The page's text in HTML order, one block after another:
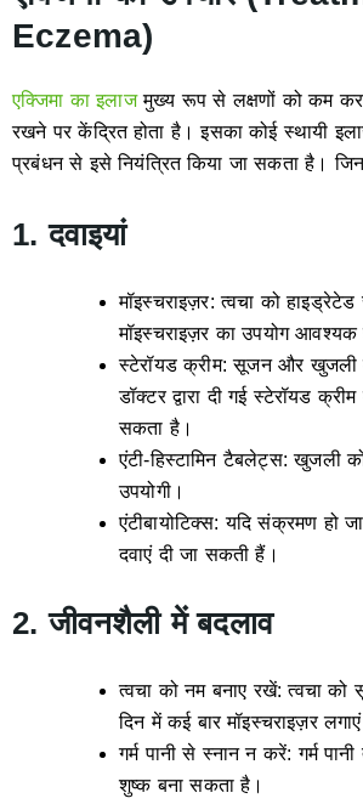
Eczema)
एक्जिमा का इलाजमुख्य रूप से लक्षणों को कम
रखने पर केंद्रित होता है। इसका कोई स्थायी
प्रबंधन से इसे नियंत्रित किया जा सकता है।
1. दवाइयां
मॉइस्चराइज़र: त्वचा को
मॉइस्चराइज़र का उपयोग आवश्यक
स्टेरॉयड क्रीम: सूजन और
डॉक्टर द्वारा दी गई स्टेरॉयड
सकता है।
एंटी-हिस्टामिन टैबलेट्स: खुजली
उपयोगी।
एंटीबायोटिक्स: यदि संक्रमण हो
दवाएं दी जा सकती हैं।
2. जीवनशैली में बदलाव
त्वचा को नम बनाए रखें: त्वचा
दिन में कई बार मॉइस्चराइज़र
गर्म पानी से स्नान न करें: गर्म
शुष्क बना सकता है।